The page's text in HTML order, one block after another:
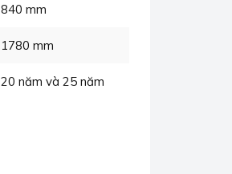
840 mm
1780 mm
20 năm và 25 năm